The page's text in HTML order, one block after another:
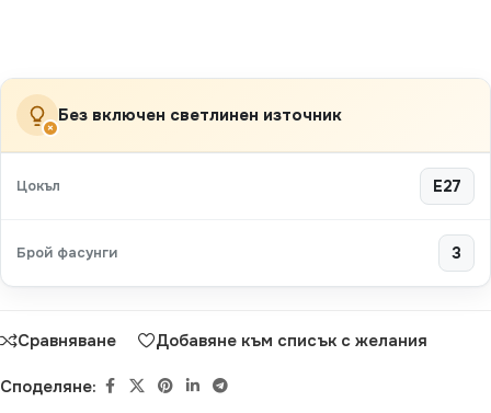
×
Без включен светлинен източник
Цокъл E27
Брой фасунги 3
Сравняване Добавяне към списък с желания
Споделяне: